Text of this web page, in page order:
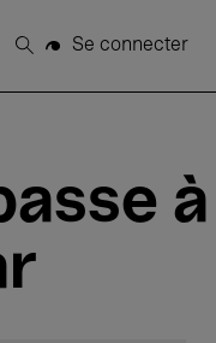
Rechercher
Se connecter
à